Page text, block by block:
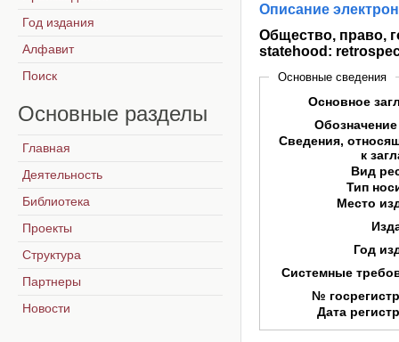
Описание
Общество, право,
statehood:
Основные сведения
Основное
Сведения,
к
Вид
Тип
Место
Год
Системные
№
Дата
Год издания
Алфавит
Поиск
Основные разделы
Главная
Деятельность
Библиотека
Проекты
Структура
Партнеры
Новости